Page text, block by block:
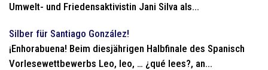
Umwelt- und Friedensaktivistin Jani Silva als...
Silber für Santiago González!
¡Enhorabuena! Beim diesjährigen Halbfinale des Spanisch
Vorlesewettbewerbs Leo, leo, … ¿qué lees?, an...